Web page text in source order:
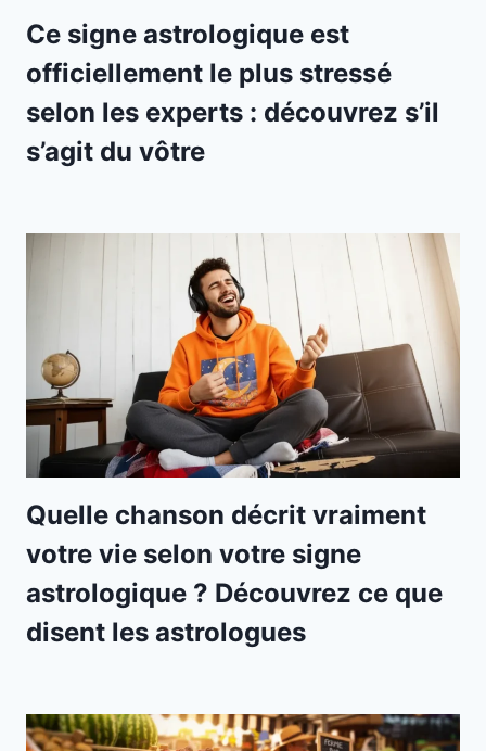
Ce signe astrologique est
officiellement le plus stressé
selon les experts : découvrez s’il
s’agit du vôtre
Quelle chanson décrit vraiment
votre vie selon votre signe
astrologique ? Découvrez ce que
disent les astrologues